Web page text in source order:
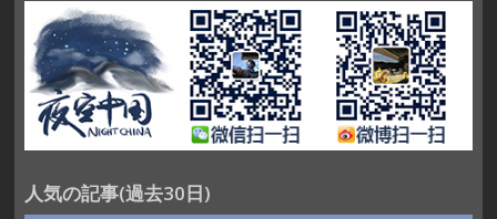
人気の記事(過去30日)